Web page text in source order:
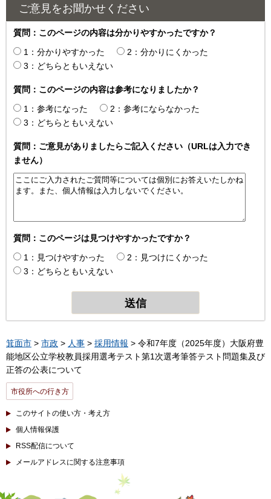
ご意見をお聞かせください
質問：このページの内容は分かりやすかったですか？
1：分かりやすかった
2：分かりにくかった
3：どちらともいえない
質問：このページの内容は参考になりましたか？
1：参考になった
2：参考にならなかった
3：どちらともいえない
質問：ご意見がありましたらご記入ください（URLは入力でき
ません）
質問：このページは見つけやすかったですか？
1：見つけやすかった
2：見つけにくかった
3：どちらともいえない
箕面市 > 市政 > 人事 > 採用情報 > 令和7年度（2025年度）大阪府豊
能地区公立学校教員採用選考テスト第1次選考筆答テスト問題集及び
正答の公表について
市役所への行き方
このサイトの使い方・考え方
個人情報保護
RSS配信について
メールアドレスに関する注意事項